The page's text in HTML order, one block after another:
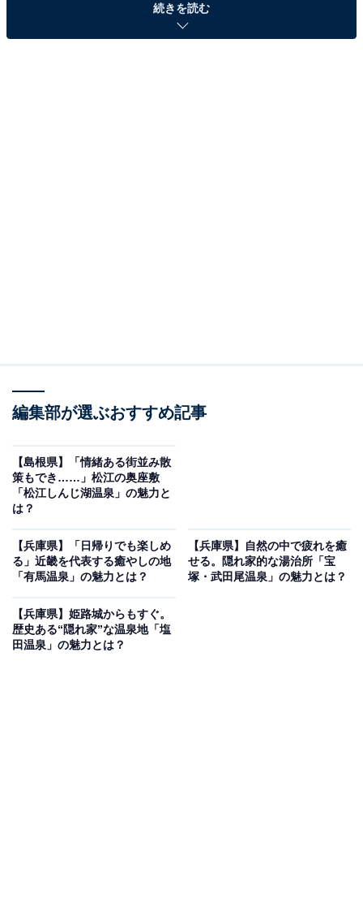
市街地に湧く温泉で、硫酸塩泉の泉質を有しています。
鳥取観光の代名詞である「鳥取砂丘」や「鳥取城跡」へ
面では、11月から3月にかけて解禁される「松葉がに」
をはじめ、白いか、のどぐろ、鳥取和牛など、山陰の豊
かな自然が育んだ旬の食材を堪能できます。
また、鳥取民藝美術館での文化鑑賞や、鹿野町での「そ
ば打ち体験」、吉岡温泉周辺での「いちご狩り」など、
温泉街の散策では、昭和レトロな商店街での食べ歩き
続きを読む
編集部が選ぶおすすめ記事
【島根県】「情緒ある街並み散
策もでき……」松江の奥座敷
「松江しんじ湖温泉」の魅力と
は？
【兵庫県】「日帰りでも楽しめ
る」近畿を代表する癒やしの地
「有馬温泉」の魅力とは？
【兵庫県】自然の中で疲れを癒
せる。隠れ家的な湯治所「宝
塚・武田尾温泉」の魅力とは？
【兵庫県】姫路城からもすぐ。
歴史ある“隠れ家”な温泉地「塩
田温泉」の魅力とは？